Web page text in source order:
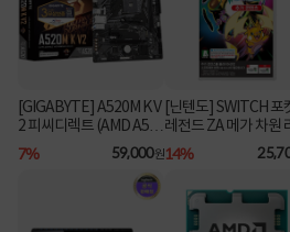
[GIGABYTE] A520M K V
2 피씨디렉트 (AMD A52
0/M-ATX) ⚡플래티넘 특
7% 59,000원
[닌텐도] SWITCH 포
레전드 ZA 메가 차원
14%